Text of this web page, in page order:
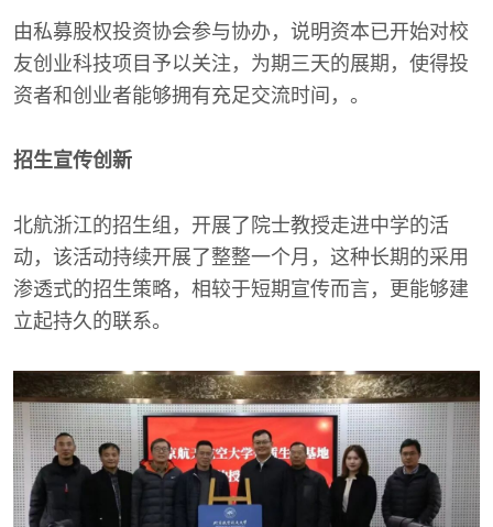
由私募股权投资协会参与协办，说明资本已开始对校
友创业科技项目予以关注，为期三天的展期，使得投
资者和创业者能够拥有充足交流时间，。
招生宣传创新
北航浙江的招生组，开展了院士教授走进中学的活
动，该活动持续开展了整整一个月，这种长期的采用
渗透式的招生策略，相较于短期宣传而言，更能够建
立起持久的联系。